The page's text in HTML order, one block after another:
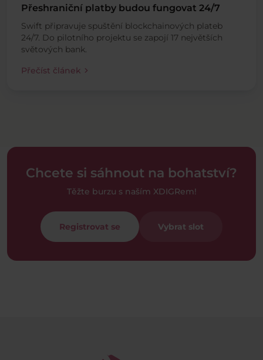
Přeshraniční platby budou fungovat 24/7
Swift připravuje spuštění blockchainových plateb
24/7. Do pilotního projektu se zapojí 17 největších
světových bank.
Přečíst článek chevron_right
Chcete si sáhnout na bohatství?
Těžte burzu s naším XDIGRem!
Registrovat se Vybrat slot